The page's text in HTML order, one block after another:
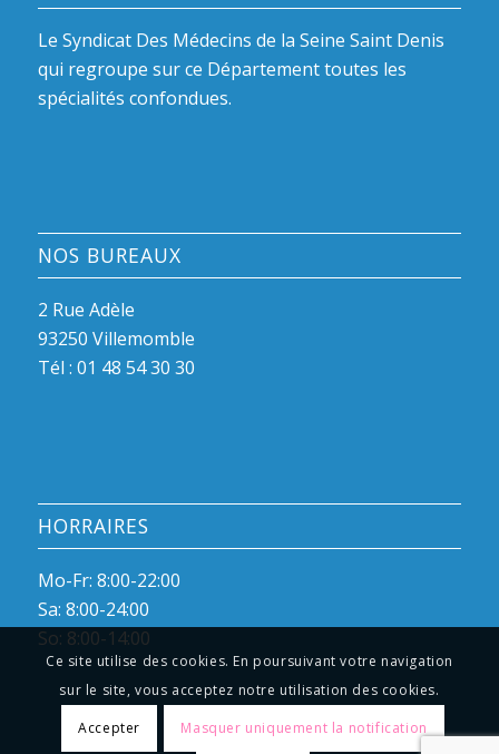
Le Syndicat Des Médecins de la Seine Saint Denis
qui regroupe sur ce Département toutes les
spécialités confondues.
NOS BUREAUX
2 Rue Adèle
93250 Villemomble
Tél : 01 48 54 30 30
HORRAIRES
Mo-Fr: 8:00-22:00
Sa: 8:00-24:00
So: 8:00-14:00
Ce site utilise des cookies. En poursuivant votre navigation
sur le site, vous acceptez notre utilisation des cookies.
Accepter Masquer uniquement la notification